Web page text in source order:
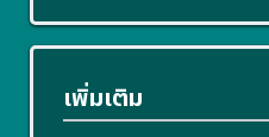
เพิ่มเติม